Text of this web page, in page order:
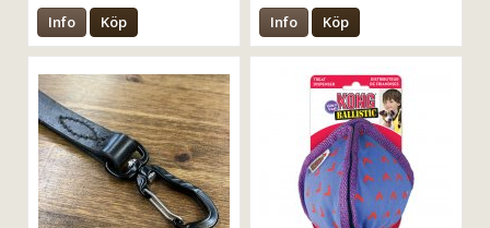
Info Köp Info Köp